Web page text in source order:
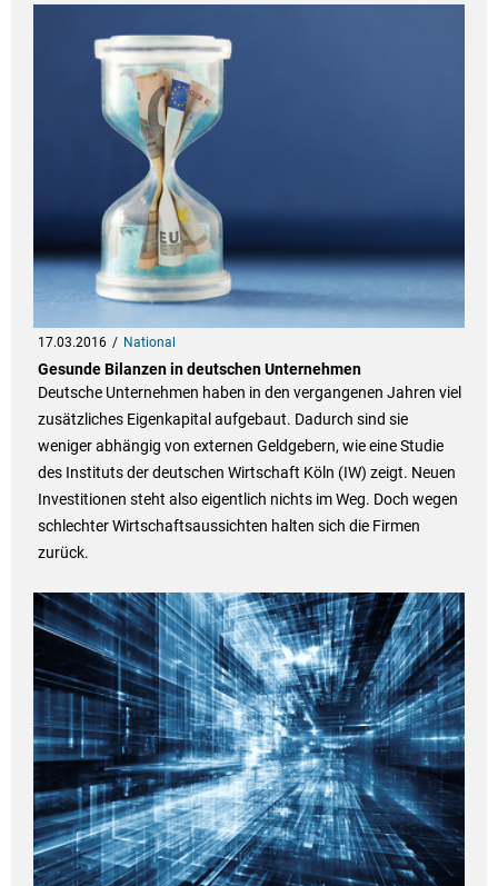
17.03.2016 National
Gesunde Bilanzen in deutschen Unternehmen
Deutsche Unternehmen haben in den vergangenen Jahren viel
zusätzliches Eigenkapital aufgebaut. Dadurch sind sie
weniger abhängig von externen Geldgebern, wie eine Studie
des Instituts der deutschen Wirtschaft Köln (IW) zeigt. Neuen
Investitionen steht also eigentlich nichts im Weg. Doch wegen
schlechter Wirtschaftsaussichten halten sich die Firmen
zurück.